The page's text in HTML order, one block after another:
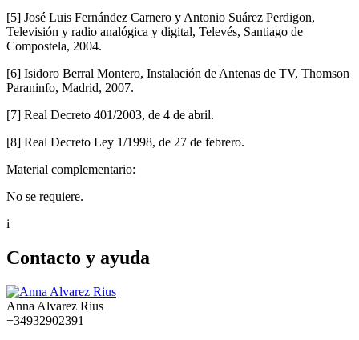
[5] José Luis Fernández Carnero y Antonio Suárez Perdigon,
Televisión y radio analógica y digital, Televés, Santiago de
Compostela, 2004.
[6] Isidoro Berral Montero, Instalación de Antenas de TV, Thomson
Paraninfo, Madrid, 2007.
[7] Real Decreto 401/2003, de 4 de abril.
[8] Real Decreto Ley 1/1998, de 27 de febrero.
Material complementario:
No se requiere.
i
Contacto y ayuda
Anna Alvarez Rius
+34932902391